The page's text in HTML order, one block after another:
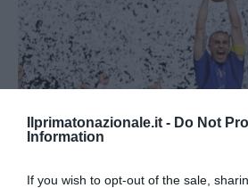
Ilprimatonazionale.it - Do Not
Information
If you wish to opt-out of the sale,